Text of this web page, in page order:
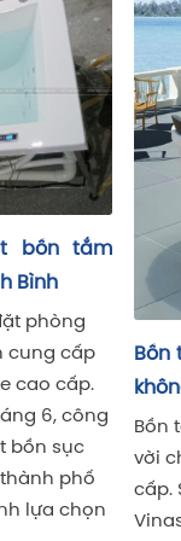
cao, bơm ồn,
cột áp)
động)
tốt cho bể kinh
điểm cho
đại
xuất tuyệt
rãi, đẳng
hãng bởi
mã
trai,
liệu